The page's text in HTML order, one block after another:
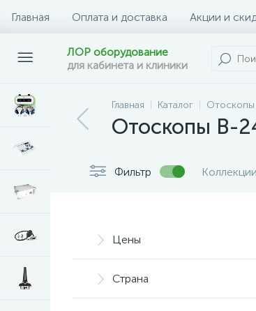
Главная Оплата и доставка Акции и
ЛОР оборудование
для кабинета и клиники
Главная Каталог Отоскопы
Отоскопы B-
Фильтр Коллекции
Цены
Страна